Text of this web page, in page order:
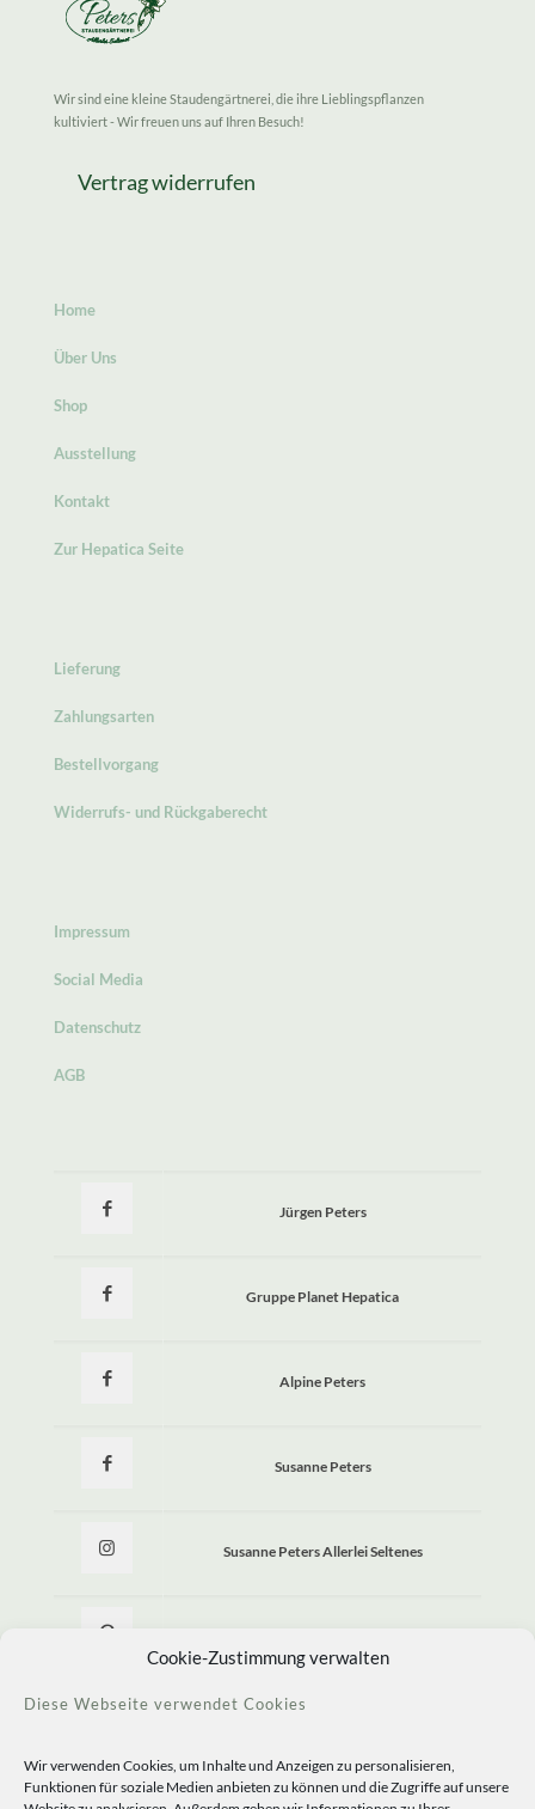
Cookie-Zustimmung verwalten
Diese Webseite verwendet Cookies
Wir verwenden Cookies, um Inhalte und Anzeigen zu personalisieren,
Funktionen für soziale Medien anbieten zu können und die Zugriffe auf unsere
Wir sind eine kleine Staudengärtnerei, die ihre Lieblingspflanzen
kultiviert - Wir freuen uns auf Ihren Besuch!
Vertrag widerrufen
Home
Über Uns
Shop
Ausstellung
Kontakt
Zur Hepatica Seite
Lieferung
Zahlungsarten
Bestellvorgang
Widerrufs- und Rückgaberecht
Impressum
Social Media
Datenschutz
AGB
Jürgen Peters
Gruppe Planet Hepatica
Alpine Peters
Susanne Peters
Susanne Peters Allerlei Seltenes